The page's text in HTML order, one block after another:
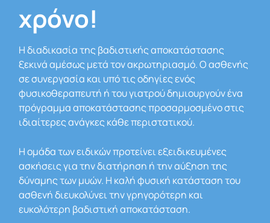
χρόνο!
Η διαδικασία της βαδιστικής αποκατάστασης
ξεκινά αμέσως μετά τον ακρωτηριασμό. Ο ασθενής
σε συνεργασία και υπό τις οδηγίες ενός
φυσικοθεραπευτή ή του γιατρού δημιουργούν ένα
πρόγραμμα αποκατάστασης προσαρμοσμένο στις
ιδιαίτερες ανάγκες κάθε περιστατικού.
Η ομάδα των ειδικών προτείνει εξειδικευμένες
ασκήσεις για την διατήρηση ή την αύξηση της
δύναμης των μυών. Η καλή φυσική κατάσταση του
ασθενή διευκολύνει την γρηγορότερη και
ευκολότερη βαδιστική αποκατάσταση.